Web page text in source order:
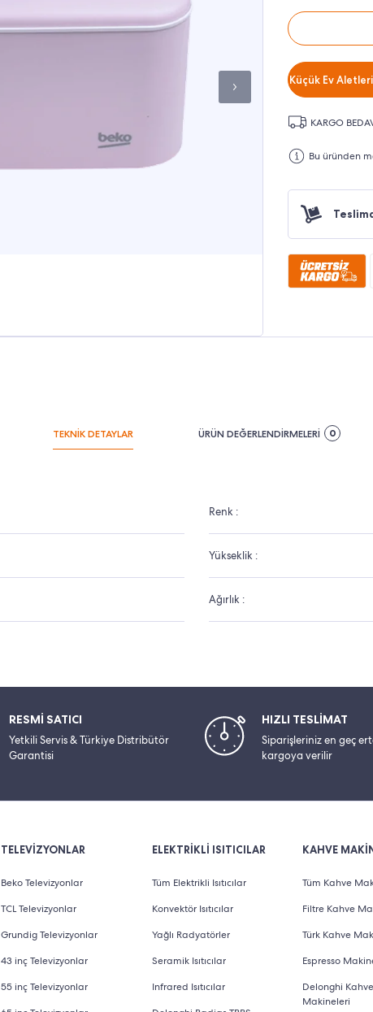
Küçük Ev
KARGO
Bu üründen
TEKNİK DETAYLAR ÜRÜN DEĞERLENDİRMELERİ 0
Renk :
Yükseklik :
Ağırlık :
RESMİ SATICI
Yetkili Servis & Türkiye Distribütör
Garantisi
HIZLI TESLİMAT
Siparişleriniz en geç
kargoya verilir
TELEVİZYONLAR
Beko Televizyonlar
TCL Televizyonlar
Grundig Televizyonlar
43 inç Televizyonlar
55 inç Televizyonlar
ELEKTRİKLİ ISITICILAR
Tüm Elektrikli Isıtıcılar
Konvektör Isıtıcılar
Yağlı Radyatörler
Seramik Isıtıcılar
Infrared Isıtıcılar
KAHVE
Tüm Kahve
Filtre Kahve
Türk Kahve
Espresso
Delonghi Kahve
Makineleri